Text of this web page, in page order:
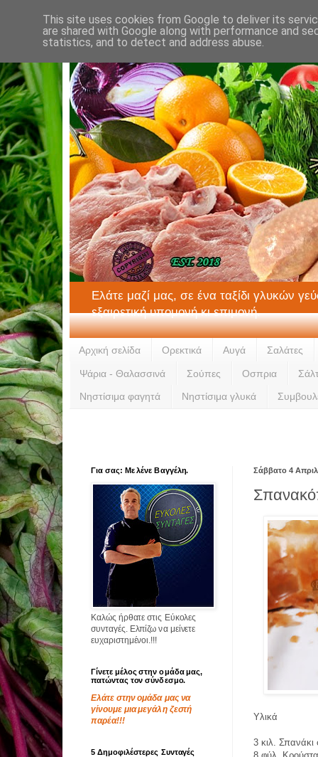
Ελάτε μαζί μας, σε ένα ταξίδι γλυκών
εξαιρετική υπομονή κι επιμονή.
Αρχική σελίδα Ορεκτικά Αυγά Σαλάτες
Ψάρια - Θαλασσινά Σούπες Οσπρια
Νηστίσιμα φαγητά Νηστίσιμα γλυκά
Σάββατο 4
Υλικά
3 κιλ. Σπανάκι
Για σας: Με λένε Βαγγέλη.
Καλώς ήρθατε στις Εύκολες
συνταγές. Ελπίζω να μείνετε
ευχαριστημένοι.!!!
Γίνετε μέλος στην ομάδα μας,
πατώντας τον σύνδεσμο.
Ελάτε στην ομάδα μας να
γίνουμε μια μεγάλη ζεστή
παρέα!!!
5 Δημοφιλέστερες Συνταγές
This site uses cookies from Google to deliver its
are shared with Google along with performance and
statistics, and to detect and address abuse.